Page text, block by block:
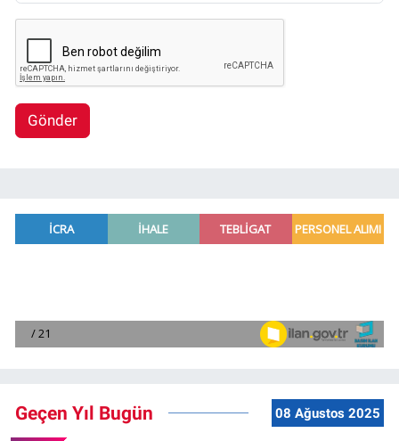
Gönder
Geçen Yıl Bugün 08 Ağustos 2025